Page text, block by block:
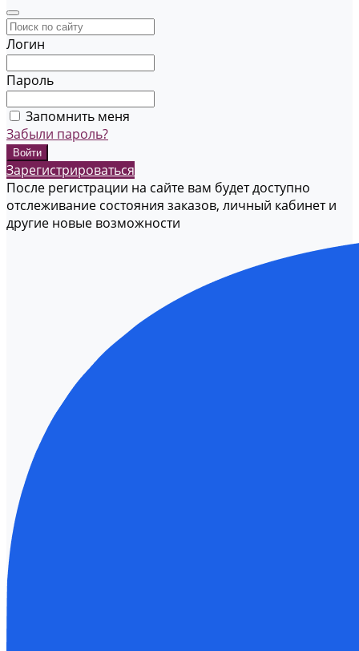
Логин
Пароль
Запомнить меня
Забыли пароль?
Зарегистрироваться
После регистрации на сайте вам будет доступно
отслеживание состояния заказов, личный кабинет и
другие новые возможности